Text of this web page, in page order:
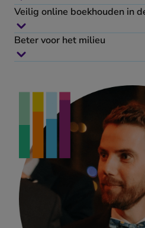
Veilig online boekhouden in
Beter voor het milieu